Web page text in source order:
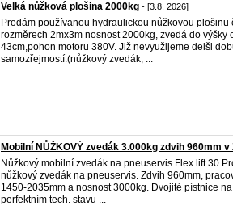
Velká nůžková plošina 2000kg - [3.8. 2026]
Prodám používanou hydraulickou nůžkovou plošinu
rozměrech 2mx3m nosnost 2000kg, zvedá do výšky
43cm,pohon motoru 380V. Již nevyužijeme delši
samozřejmostí.(nůžkový zvedák, ...
Mobilní NŮŽKOVÝ zvedák 3.000kg zdvih 960mm v
Nůžkový mobilní zvedák na pneuservis Flex lift 30
nůžkový zvedák na pneuservis. Zdvih 960mm,
1450-2035mm a nosnost 3000kg. Dvojité pístnice
perfektním tech. stavu ...